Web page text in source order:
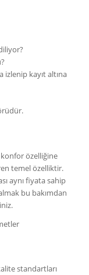
izlenip kayıt altına
özelliğine
temel özelliktir.
aynı fiyata sahip
bu bakımdan
standartları